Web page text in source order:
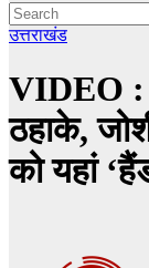
उत्तराखंड
VIDEO :
ठहाके,
को यहां